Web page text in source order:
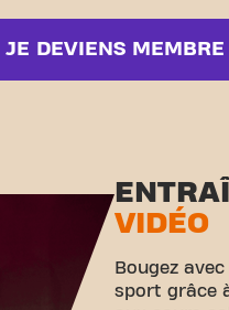
JE DEVIENS MEMBRE
VIDÉO
Bougez
sport grâce